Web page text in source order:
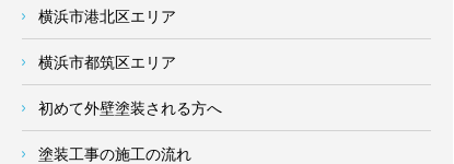
横浜市港北区エリア
横浜市都筑区エリア
初めて外壁塗装される方へ
塗装工事の施工の流れ